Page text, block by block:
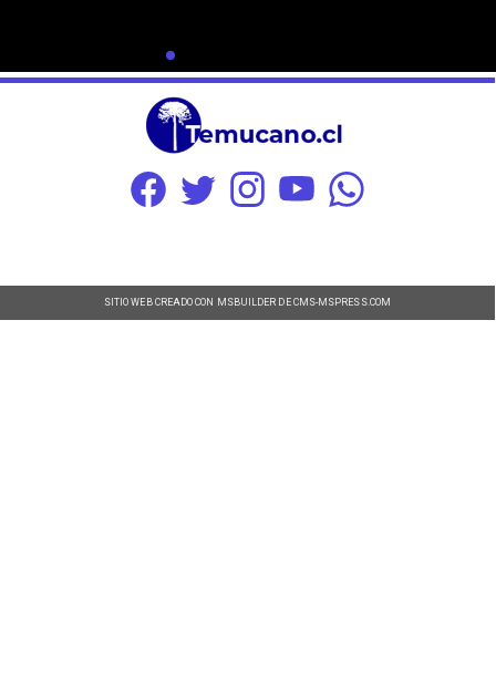
SITIO WEB CREADO CON MSBUILDER DE CMS-MSPRESS.COM